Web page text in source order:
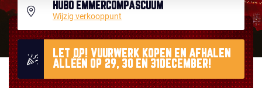
HUBO EMMERCOMPASCUUM
Wijzig verkooppunt
LET OP! VUURWERK KOPEN EN AFHALEN
ALLÉÉN OP 29, 30 EN 31DECEMBER!